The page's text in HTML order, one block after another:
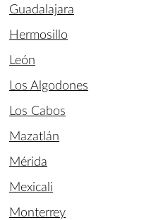
Guadalajara
Hermosillo
León
Los Algodones
Los Cabos
Mazatlán
Mérida
Mexicali
Monterrey